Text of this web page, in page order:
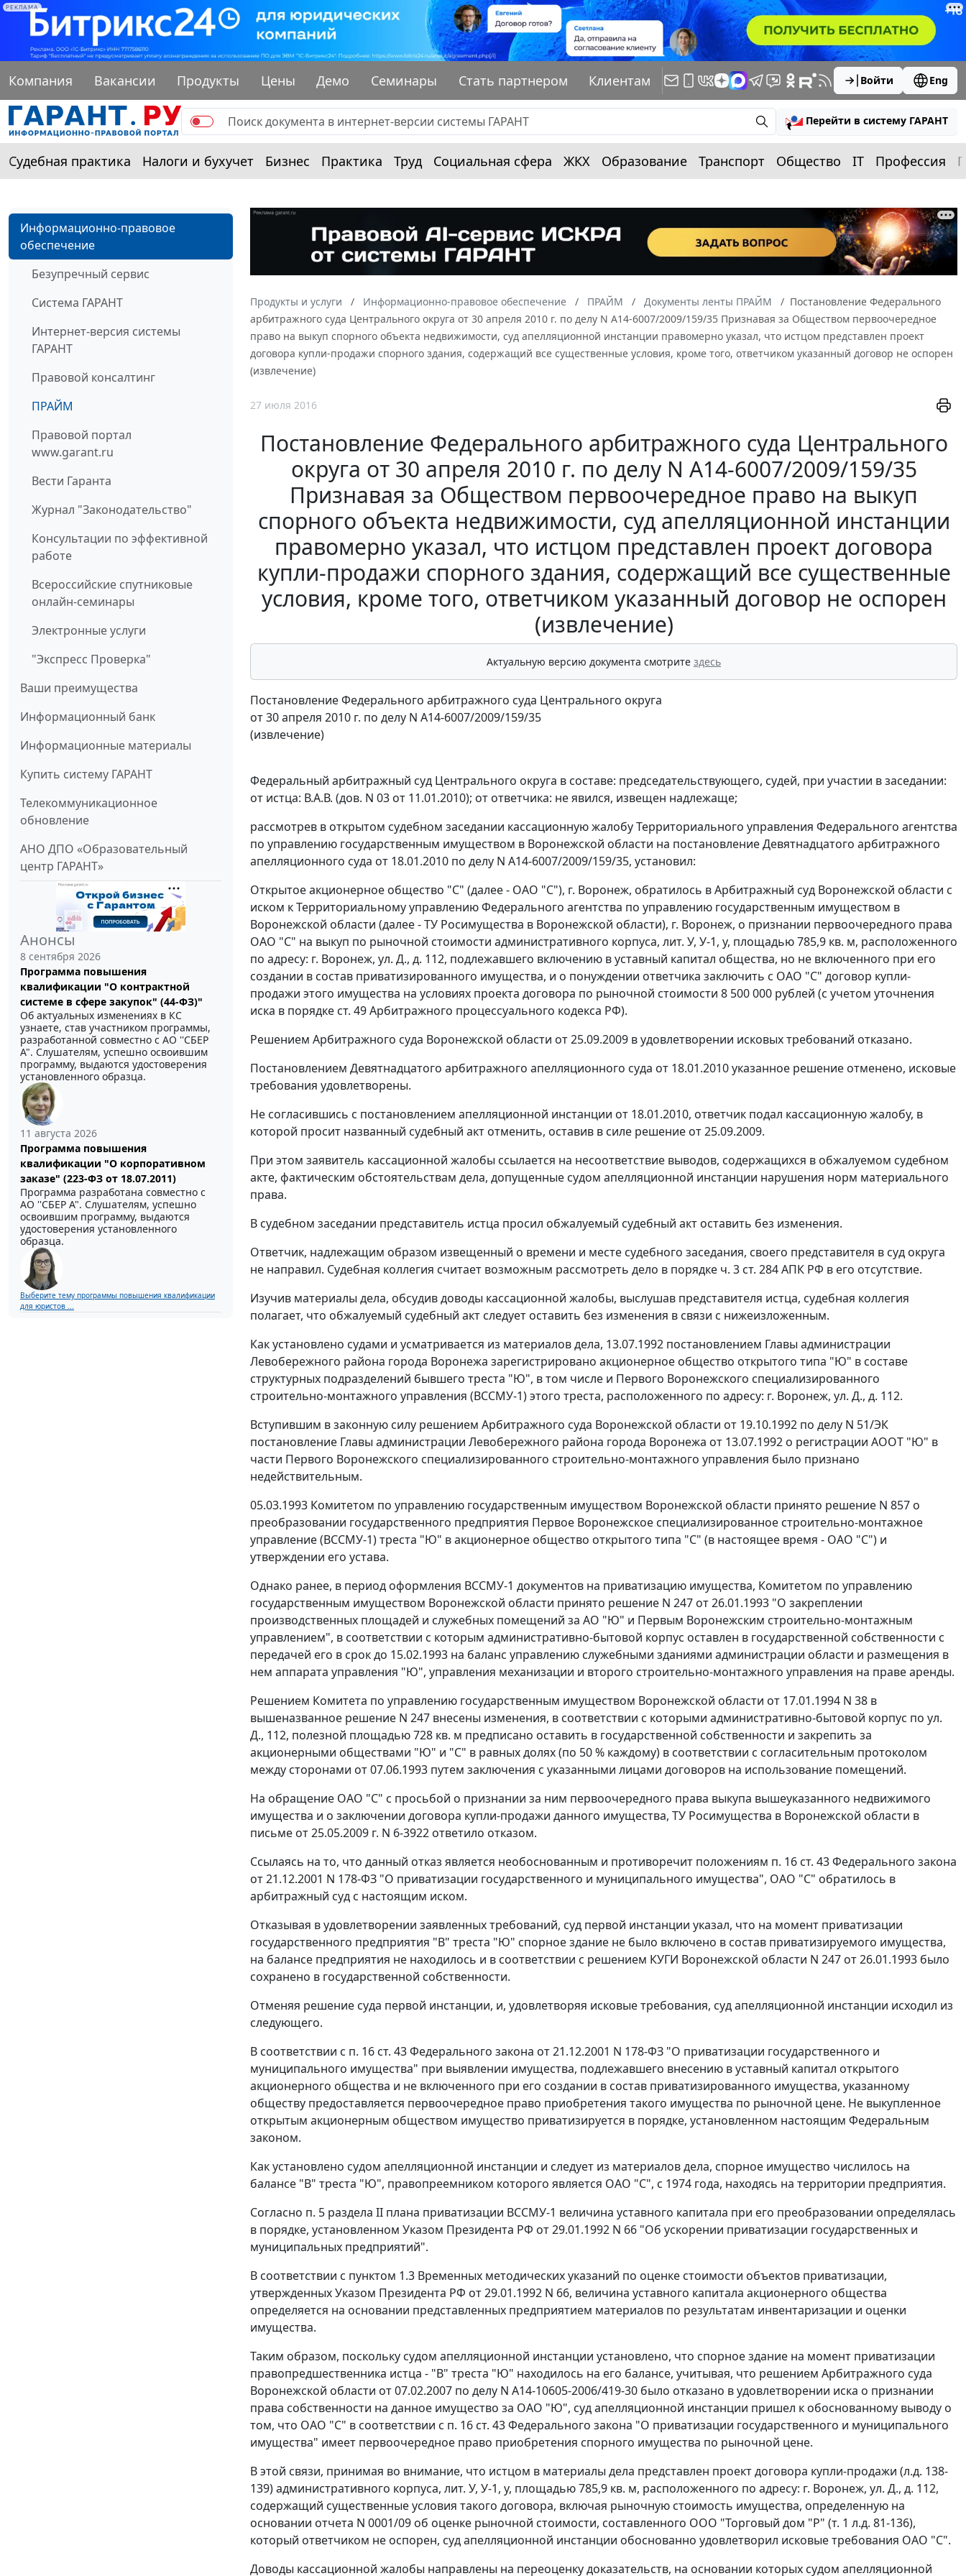
РЕКЛАМА
Компания Вакансии Продукты Цены Демо Семинары Стать партнером Клиентам Войти Eng
Перейти в систему ГАРАНТ
Судебная практика Налоги и бухучет Бизнес Практика Труд Социальная сфера ЖКХ Образование Транспорт Общество IT Профессия
Информационно-правовое
обеспечение
Безупречный сервис
Система ГАРАНТ
Интернет-версия системы
ГАРАНТ
Правовой консалтинг
ПРАЙМ
Правовой портал
www.garant.ru
Вести Гаранта
Журнал "Законодательство"
Консультации по эффективной
работе
Всероссийские спутниковые
онлайн-семинары
Электронные услуги
"Экспресс Проверка"
Ваши преимущества
Информационный банк
Информационные материалы
Купить систему ГАРАНТ
Телекоммуникационное
обновление
АНО ДПО «Образовательный
центр ГАРАНТ»
Анонсы
8 сентября 2026
Программа повышения
квалификации "О контрактной
системе в сфере закупок" (44-ФЗ)"
Об актуальных изменениях в КС
узнаете, став участником программы,
разработанной совместно с АО ''СБЕР
А". Слушателям, успешно освоившим
программу, выдаются удостоверения
установленного образца.
11 августа 2026
Программа повышения
квалификации "О корпоративном
заказе" (223-ФЗ от 18.07.2011)
Программа разработана совместно с
АО ''СБЕР А". Слушателям, успешно
освоившим программу, выдаются
удостоверения установленного
образца.
Выберите тему программы повышения квалификации
для юристов ...
Продукты и услуги Информационно-правовое обеспечение ПРАЙМ Документы ленты ПРАЙМ
Постановление Федерального
арбитражного суда Центрального округа от 30 апреля 2010 г. по делу N А14-6007/2009/159/35 Признавая за Обществом первоочередное
право на выкуп спорного объекта недвижимости, суд апелляционной инстанции правомерно указал, что истцом представлен проект
договора купли-продажи спорного здания, содержащий все существенные условия, кроме того, ответчиком указанный договор не оспорен
(извлечение)
27 июля 2016
Постановление Федерального арбитражного суда Центрального
округа от 30 апреля 2010 г. по делу N А14-6007/2009/159/35
Признавая за Обществом первоочередное право на выкуп
спорного объекта недвижимости, суд апелляционной инстанции
правомерно указал, что истцом представлен проект договора
купли-продажи спорного здания, содержащий все существенные
условия, кроме того, ответчиком указанный договор не оспорен
(извлечение)
Актуальную версию документа смотрите здесь
Постановление Федерального арбитражного суда Центрального округа
от 30 апреля 2010 г. по делу N А14-6007/2009/159/35
(извлечение)
Федеральный арбитражный суд Центрального округа в составе: председательствующего, судей, при участии в заседании:
от истца: В.А.В. (дов. N 03 от 11.01.2010); от ответчика: не явился, извещен надлежаще;
рассмотрев в открытом судебном заседании кассационную жалобу Территориального управления Федерального агентства
по управлению государственным имуществом в Воронежской области на постановление Девятнадцатого арбитражного
апелляционного суда от 18.01.2010 по делу N А14-6007/2009/159/35, установил:
Открытое акционерное общество "С" (далее - ОАО "С"), г. Воронеж, обратилось в Арбитражный суд Воронежской области с
иском к Территориальному управлению Федерального агентства по управлению государственным имуществом в
Воронежской области (далее - ТУ Росимущества в Воронежской области), г. Воронеж, о признании первоочередного права
ОАО "С" на выкуп по рыночной стоимости административного корпуса, лит. У, У-1, у, площадью 785,9 кв. м, расположенного
по адресу: г. Воронеж, ул. Д., д. 112, подлежавшего включению в уставный капитал общества, но не включенного при его
создании в состав приватизированного имущества, и о понуждении ответчика заключить с ОАО "С" договор купли-
продажи этого имущества на условиях проекта договора по рыночной стоимости 8 500 000 рублей (с учетом уточнения
иска в порядке ст. 49Арбитражного процессуального кодекса РФ).
Решением Арбитражного суда Воронежской области от 25.09.2009 в удовлетворении исковых требований отказано.
Постановлением Девятнадцатого арбитражного апелляционного суда от 18.01.2010 указанное решение отменено, исковые
требования удовлетворены.
Не согласившись с постановлением апелляционной инстанции от 18.01.2010, ответчик подал кассационную жалобу, в
которой просит названный судебный акт отменить, оставив в силе решение от 25.09.2009.
При этом заявитель кассационной жалобы ссылается на несоответствие выводов, содержащихся в обжалуемом судебном
акте, фактическим обстоятельствам дела, допущенные судом апелляционной инстанции нарушения норм материального
права.
В судебном заседании представитель истца просил обжалуемый судебный акт оставить без изменения.
Ответчик, надлежащим образом извещенный о времени и месте судебного заседания, своего представителя в суд округа
не направил. Судебная коллегия считает возможным рассмотреть дело в порядке ч. 3 ст. 284АПК РФ в его отсутствие.
Изучив материалы дела, обсудив доводы кассационной жалобы, выслушав представителя истца, судебная коллегия
полагает, что обжалуемый судебный акт следует оставить без изменения в связи с нижеизложенным.
Как установлено судами и усматривается из материалов дела, 13.07.1992 постановлением Главы администрации
Левобережного района города Воронежа зарегистрировано акционерное общество открытого типа "Ю" в составе
структурных подразделений бывшего треста "Ю", в том числе и Первого Воронежского специализированного
строительно-монтажного управления (ВССМУ-1) этого треста, расположенного по адресу: г. Воронеж, ул. Д., д. 112.
Вступившим в законную силу решением Арбитражного суда Воронежской области от 19.10.1992 по делу N 51/ЭК
постановление Главы администрации Левобережного района города Воронежа от 13.07.1992 о регистрации АООТ "Ю" в
части Первого Воронежского специализированного строительно-монтажного управления было признано
недействительным.
05.03.1993 Комитетом по управлению государственным имуществом Воронежской области принято решение N 857 о
преобразовании государственного предприятия Первое Воронежское специализированное строительно-монтажное
управление (ВССМУ-1) треста "Ю" в акционерное общество открытого типа "С" (в настоящее время - ОАО "С") и
утверждении его устава.
Однако ранее, в период оформления ВССМУ-1 документов на приватизацию имущества, Комитетом по управлению
государственным имуществом Воронежской области принято решение N 247 от 26.01.1993 "О закреплении
производственных площадей и служебных помещений за АО "Ю" и Первым Воронежским строительно-монтажным
управлением", в соответствии с которым административно-бытовой корпус оставлен в государственной собственности с
передачей его в срок до 15.02.1993 на баланс управлению служебными зданиями администрации области и размещения в
нем аппарата управления "Ю", управления механизации и второго строительно-монтажного управления на праве аренды.
Решением Комитета по управлению государственным имуществом Воронежской области от 17.01.1994 N 38 в
вышеназванное решение N 247 внесены изменения, в соответствии с которыми административно-бытовой корпус по ул.
Д., 112, полезной площадью 728 кв. м предписано оставить в государственной собственности и закрепить за
акционерными обществами "Ю" и "С" в равных долях (по 50 % каждому) в соответствии с согласительным протоколом
между сторонами от 07.06.1993 путем заключения с указанными лицами договоров на использование помещений.
На обращение ОАО "С" с просьбой о признании за ним первоочередного права выкупа вышеуказанного недвижимого
имущества и о заключении договора купли-продажи данного имущества, ТУ Росимущества в Воронежской области в
письме от 25.05.2009 г. N 6-3922 ответило отказом.
Ссылаясь на то, что данный отказ является необоснованным и противоречит положениям п. 16 ст. 43Федерального закона
от 21.12.2001 N 178-ФЗ "О приватизации государственного и муниципального имущества", ОАО "С" обратилось в
арбитражный суд с настоящим иском.
Отказывая в удовлетворении заявленных требований, суд первой инстанции указал, что на момент приватизации
государственного предприятия "В" треста "Ю" спорное здание не было включено в состав приватизируемого имущества,
на балансе предприятия не находилось и в соответствии с решением КУГИ Воронежской области N 247 от 26.01.1993 было
сохранено в государственной собственности.
Отменяя решение суда первой инстанции, и, удовлетворяя исковые требования, суд апелляционной инстанции исходил из
следующего.
В соответствии с п. 16 ст. 43Федерального закона от 21.12.2001 N 178-ФЗ "О приватизации государственного и
муниципального имущества" при выявлении имущества, подлежавшего внесению в уставный капитал открытого
акционерного общества и не включенного при его создании в состав приватизированного имущества, указанному
обществу предоставляется первоочередное право приобретения такого имущества по рыночной цене. Не выкупленное
открытым акционерным обществом имущество приватизируется в порядке, установленном настоящим Федеральным
законом.
Как установлено судом апелляционной инстанции и следует из материалов дела, спорное имущество числилось на
балансе "В" треста "Ю", правопреемником которого является ОАО "С", с 1974 года, находясь на территории предприятия.
Согласно п. 5 раздела II плана приватизации ВССМУ-1 величина уставного капитала при его преобразовании определялась
в порядке, установленном Указом Президента РФ от 29.01.1992 N 66 "Об ускорении приватизации государственных и
муниципальных предприятий".
В соответствии с пунктом 1.3 Временных методических указаний по оценке стоимости объектов приватизации,
утвержденныхУказом Президента РФ от 29.01.1992 N 66, величина уставного капитала акционерного общества
определяется на основании представленных предприятием материалов по результатам инвентаризации и оценки
имущества.
Таким образом, поскольку судом апелляционной инстанции установлено, что спорное здание на момент приватизации
правопредшественника истца - "В" треста "Ю" находилось на его балансе, учитывая, что решением Арбитражного суда
Воронежской области от 07.02.2007 по делу N А14-10605-2006/419-30 было отказано в удовлетворении иска о признании
права собственности на данное имущество за ОАО "Ю", суд апелляционной инстанции пришел к обоснованному выводу о
том, что ОАО "С" в соответствии с п. 16 ст. 43Федерального закона "О приватизации государственного и муниципального
имущества" имеет первоочередное право приобретения спорного имущества по рыночной цене.
В этой связи, принимая во внимание, что истцом в материалы дела представлен проект договора купли-продажи (л.д. 138-
139) административного корпуса, лит. У, У-1, у, площадью 785,9 кв. м, расположенного по адресу: г. Воронеж, ул. Д., д. 112,
содержащий существенные условия такого договора, включая рыночную стоимость имущества, определенную на
основании отчета N 0001/09 об оценке рыночной стоимости, составленного ООО "Торговый дом "Р" (т. 1 л.д. 81-136),
который ответчиком не оспорен, суд апелляционной инстанции обоснованно удовлетворил исковые требования ОАО "С".
Доводы кассационной жалобы направлены на переоценку доказательств, на основании которых судом апелляционной